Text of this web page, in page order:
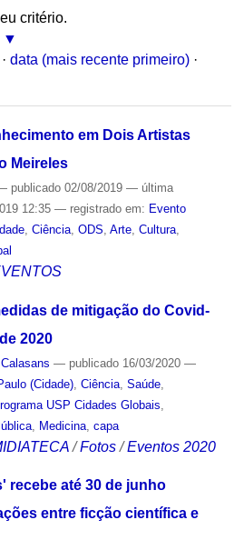
critério.
· data (mais recente primeiro) ·
em Dois Artistas
Meireles
publicado02/08/2019 — última
12:35 — registrado em: Evento
, Ciência, ODS Arte, Cultura,
de mitigação do Covid-
2020
— publicado16/03/2020 —
(Cidade), Ciência, Saúde,
USP Cidades Globais
, Medicina, capa
/Fotos /Eventos 2020
recebe até 30 de junho
entre ficção científica e